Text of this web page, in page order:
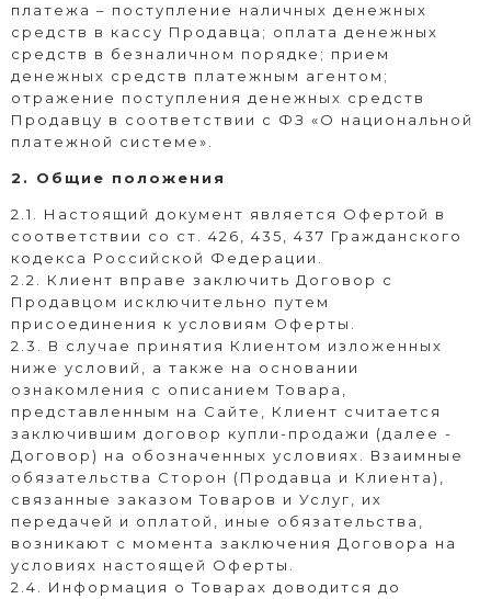
платежа – поступление наличных денежных
средств в кассу Продавца; оплата денежных
средств в безналичном порядке; прием
денежных средств платежным агентом;
отражение поступления денежных средств
Продавцу в соответствии с ФЗ «О национальной
платежной системе».
2. Общие положения
2.1. Настоящий документ является Офертой в
соответствии со ст. 426, 435, 437 Гражданского
кодекса Российской Федерации.
2.2. Клиент вправе заключить Договор с
Продавцом исключительно путем
присоединения к условиям Оферты.
2.3. В случае принятия Клиентом изложенных
ниже условий, а также на основании
ознакомления с описанием Товара,
представленным на Сайте, Клиент считается
заключившим договор купли-продажи (далее -
Договор) на обозначенных условиях. Взаимные
обязательства Сторон (Продавца и Клиента),
связанные заказом Товаров и Услуг, их
передачей и оплатой, иные обязательства,
возникают с момента заключения Договора на
условиях настоящей Оферты.
2.4. Информация о Товарах доводится до